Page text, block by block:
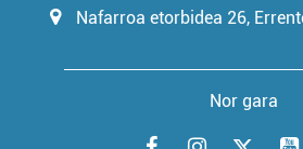
Nafarroa etorbidea 26,
Nor gara